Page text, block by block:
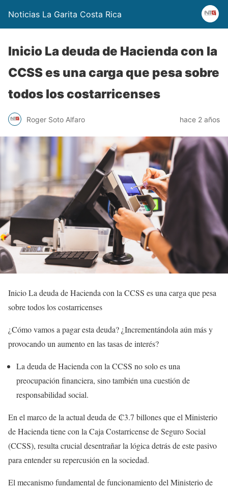
Noticias La Garita Costa Rica
Inicio La deuda de Hacienda con la
CCSS es una carga que pesa sobre
todos los costarricenses
Roger Soto Alfaro hace 2 años
Inicio La deuda de Hacienda con la CCSS es una carga que pesa
sobre todos los costarricenses
¿Cómo vamos a pagar esta deuda? ¿Incrementándola aún más y
provocando un aumento en las tasas de interés?
La deuda de Hacienda con la CCSS no solo es una
preocupación financiera, sino también una cuestión de
responsabilidad social.
En el marco de la actual deuda de ₡3.7 billones que el Ministerio
de Hacienda tiene con la Caja Costarricense de Seguro Social
(CCSS), resulta crucial desentrañar la lógica detrás de este pasivo
para entender su repercusión en la sociedad.
El mecanismo fundamental de funcionamiento del Ministerio de